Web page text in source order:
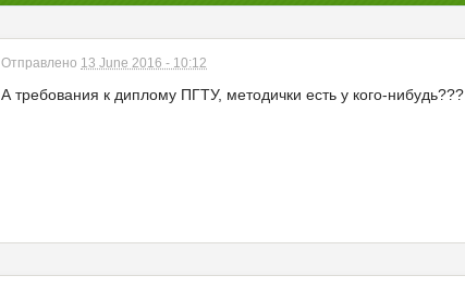
Отправлено 13 June 2016 - 10:12
А требования к диплому ПГТУ, методички есть у кого-нибудь???